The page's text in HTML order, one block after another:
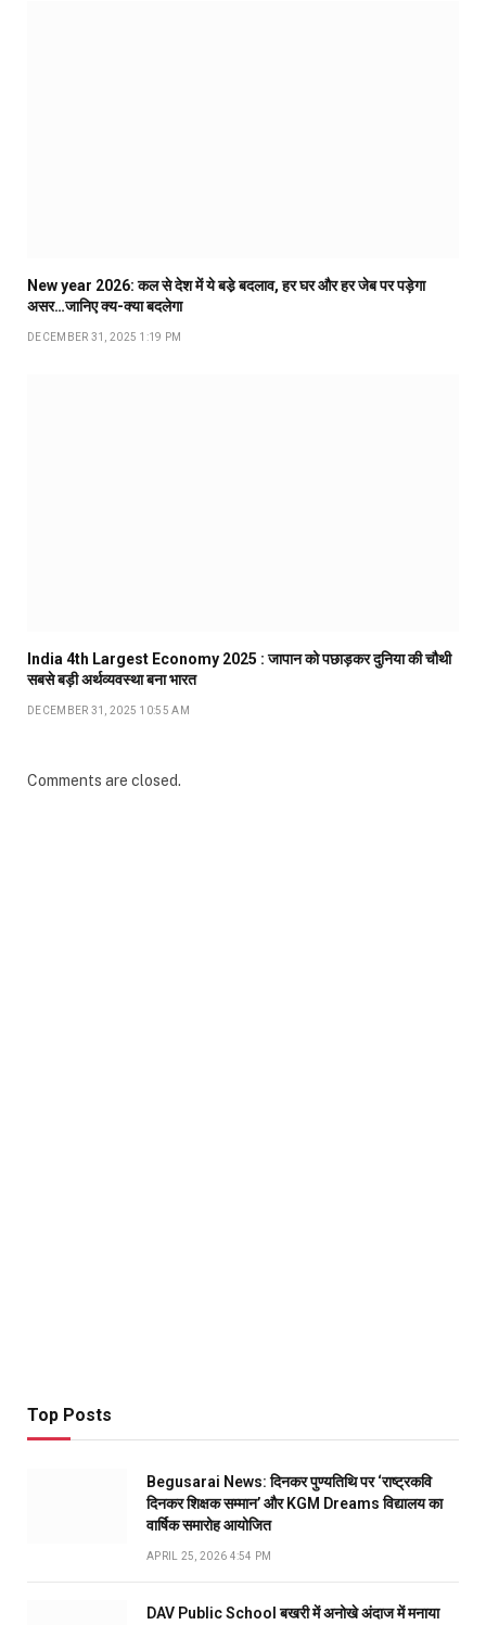
New year 2026: कल से देश में ये बडे़ बदलाव, हर घर और हर जेब पर पड़ेगा
असर…जानिए क्य-क्या बदलेगा
DECEMBER 31, 2025 1:19 PM
India 4th Largest Economy 2025 : जापान को पछाड़कर दुनिया की चौथी
सबसे बड़ी अर्थव्यवस्था बना भारत
DECEMBER 31, 2025 10:55 AM
Comments are closed.
Top Posts
Begusarai News: दिनकर पुण्यतिथि पर ‘राष्ट्रकवि
दिनकर शिक्षक सम्मान’ और KGM Dreams विद्यालय का
वार्षिक समारोह आयोजित
APRIL 25, 2026 4:54 PM
DAV Public School बखरी में अनोखे अंदाज में मनाया